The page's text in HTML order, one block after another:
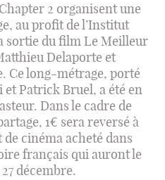
2 organisent une
au profit de l’Institut
sortie du film Le Meilleur
Delaporte et
Ce long-métrage, porté
Patrick Bruel, a été en
Dans le cadre de
1€ sera reversé à
cinéma acheté dans
français qui auront le
décembre.